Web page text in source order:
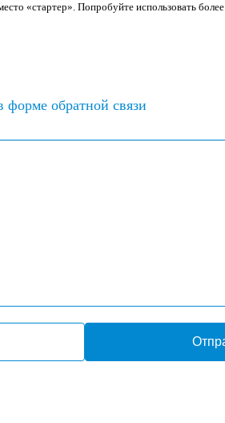
«стартер». Попробуйте использовать
форме обратной связи